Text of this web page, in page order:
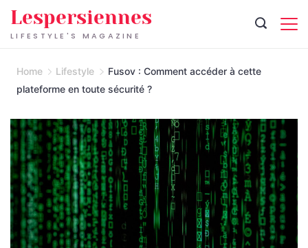
Skip
toLIFESTYLE'S MAGAZINE
Lespersiennes
Home Lifestyle
Fusov : Comment accéder à cette
plateforme en toute sécurité ?